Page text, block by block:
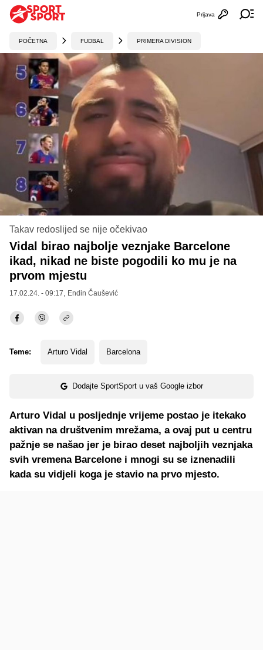
Otvori
Prijava
POČETNA FUDBAL PRIMERA DIVISION
Takav redoslijed se nije očekivao
Vidal birao najbolje veznjake Barcelone
ikad, nikad ne biste pogodili ko mu je na
prvom mjestu
17.02.24. - 09:17, Endin Čaušević
Teme: Arturo Vidal Barcelona
Dodajte SportSport u vaš Google izbor
Arturo Vidal u posljednje vrijeme postao je itekako
aktivan na društvenim mrežama, a ovaj put u centru
pažnje se našao jer je birao deset najboljih veznjaka
svih vremena Barcelone i mnogi su se iznenadili
kada su vidjeli koga je stavio na prvo mjesto.